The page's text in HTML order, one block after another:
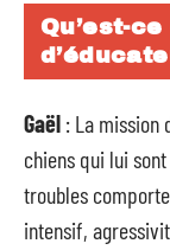
Qu’est-
Gaël : La mission
chiens qui lui
troubles
intensif,